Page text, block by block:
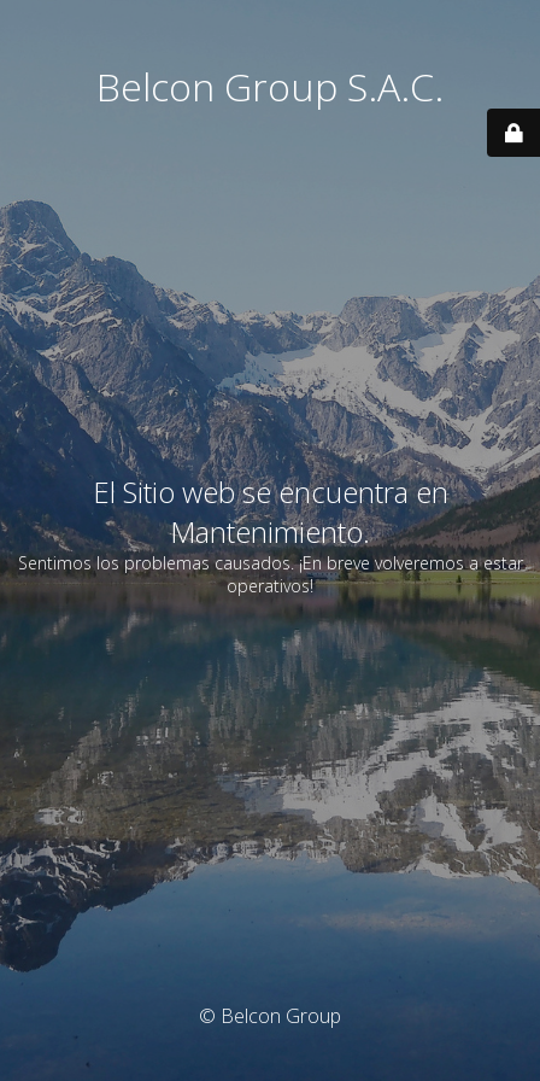
Belcon Group S.A.C.
El Sitio web se encuentra en
Mantenimiento.
Sentimos los problemas causados. ¡En breve volveremos a estar
operativos!
© Belcon Group